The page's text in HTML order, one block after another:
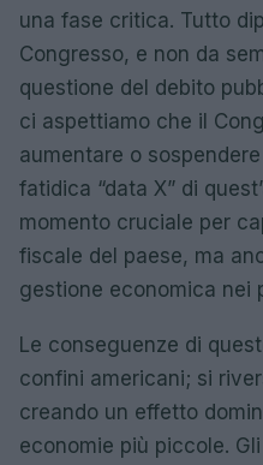
una fase critica. Tutto
Congresso, e non da
questione del debito
ci aspettiamo che il
aumentare o
fatidica “data X” di
momento cruciale per
fiscale del paese, ma
gestione economica nei
Le conseguenze di
confini americani; si
creando un effetto
economie più piccole.